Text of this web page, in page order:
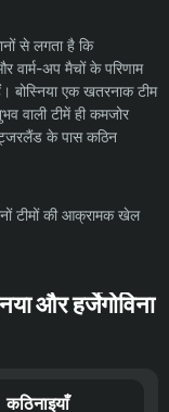
से लगता है कि
वार्म-अप मैचों के परिणाम
बोस्निया एक खतरनाक टीम
वाली टीमें ही कमजोर
के पास कठिन
टीमों की आक्रामक खेल
और हर्जेगोविना
कठिनाइयाँ